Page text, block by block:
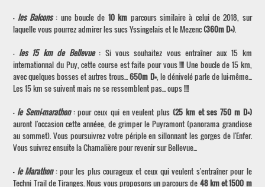
- les Balcons: une boucle de 10 km parcours similaire à celui de 2018, sur
laquelle vous pourrez admirer les sucs Yssingelais et le Mezenc(360m D+).
- les 15 km de Bellevue: Si vous souhaitez vous entraîner aux 15 km
internationnal du Puy, cette course est faite pour vous !!!! Une boucle de 15 km,
avec quelques bosses et autres trous...650m D+, le dénivelé parle de lui-même...
Les 15 km se suivent mais ne se ressemblent pas... oups !!!!
-le Semi-marathon: pour ceux qui en veulent plus(25 km et ses 750 m D+)
auront l'occasion cette annéee, de grimper le Puyramont (panorama grandiose
au sommet). Vous poursuivrez votre périple en sillonnant les gorges de l'Enfer.
Vous suivrez ensuite la Chamalière pour revenir sur Bellevue...
- le Marathon: pour les plus courageux et ceux qui veulent s'entraîner pour le
Techni Trail de Tiranges. Nous vous proposons un parcours de 48 km et 1500 m